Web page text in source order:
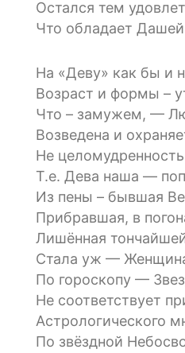
Остался тем
Что обладает
На «Деву» как бы и
Возраст и формы –
Что – замужем, —
Возведена и
Не
Т.е. Дева наша —
Из пены – бывшая
Прибравшая, в
Лишённая
Стала уж —
По гороскопу —
Не соответствует
Астрологического
По звёздной